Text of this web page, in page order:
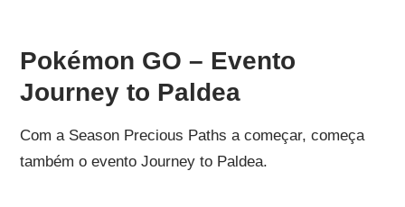
Pokémon GO – Evento
Journey to Paldea
Com a Season Precious Paths a começar, começa
também o evento Journey to Paldea.